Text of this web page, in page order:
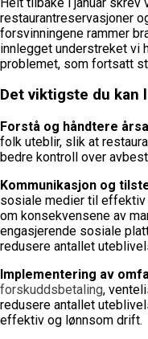
restaurantreservasjoner
forsvinningene rammer
innlegget understreket vi
problemet, som fortsatt
Det viktigste du kan
Forstå og håndtere
folk uteblir, slik at
bedre kontroll over
Kommunikasjon og
sosiale medier til effektiv
om konsekvensene av
engasjerende sosiale
redusere antallet
Implementering av
forskuddsbetaling,
redusere antallet
effektiv og lønnsom drift.